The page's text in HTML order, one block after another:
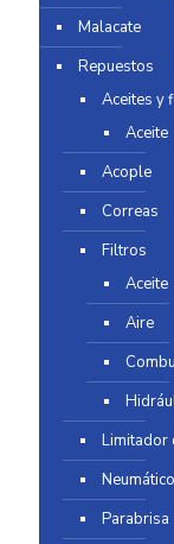
Malacate
Repuestos
Aceites y
Aceite
Acople
Correas
Filtros
Aceite
Aire
Limitador
Parabrisa